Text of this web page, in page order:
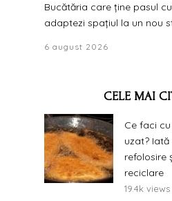
Bucătăria care ține pasul
adaptezi spațiul la un nou
6 august 2026
CELE MAI
Ce faci
uzat?
refolosire
reciclare
19.4k views